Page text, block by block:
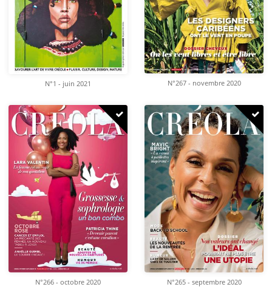
N°1 - juin 2021 N°267 - novembre 2020
N°266 - octobre 2020 N°265 - septembre 2020